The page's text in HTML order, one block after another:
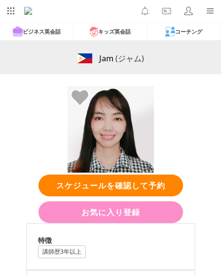
ビジネス英会話 キッズ英会話 コーチング
Jam (ジャム)
スケジュールを確認して予約
お気に入り登録
特徴
講師歴3年以上